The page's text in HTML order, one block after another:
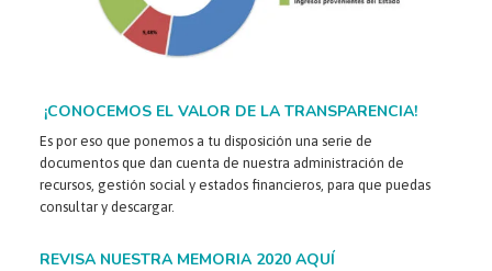
¡CONOCEMOS EL VALOR DE LA TRANSPARENCIA!
Es por eso que ponemos a tu disposición una serie de
documentos que dan cuenta de nuestra administración de
recursos, gestión social y estados financieros, para que puedas
consultar y descargar.
REVISA NUESTRA MEMORIA 2020 AQUÍ